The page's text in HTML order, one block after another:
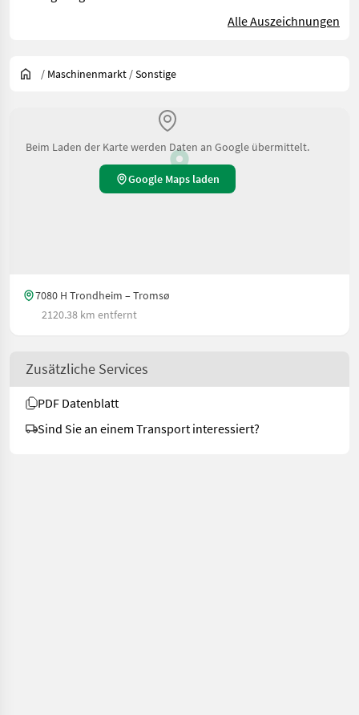
Alle Auszeichnungen
/ Maschinenmarkt /Sonstige
Beim Laden der Karte werden Daten an Google übermittelt.
Google Maps laden
7080 H Trondheim – Tromsø
2120.38 km entfernt
Zusätzliche Services
PDF Datenblatt
Sind Sie an einem Transport interessiert?